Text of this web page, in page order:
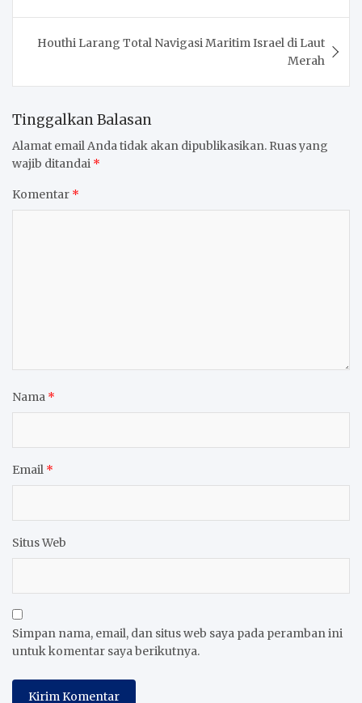
Houthi Larang Total Navigasi Maritim Israel di Laut
Merah
Tinggalkan Balasan
Alamat email Anda tidak akan dipublikasikan. Ruas yang
wajib ditandai *
Komentar *
Nama *
Email *
Situs Web
Simpan nama, email, dan situs web saya pada peramban ini
untuk komentar saya berikutnya.